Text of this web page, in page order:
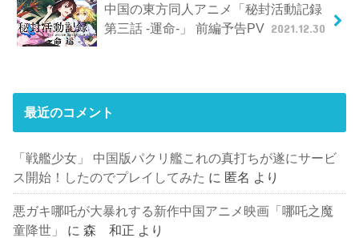
中国の東方同人アニメ「秘封活動記録
第三話 -運命-」 前編予告PV 2021.12.30
最近のコメント
「戦艦少女」 中国版パクリ艦これの真打ちが遂にサービ
ス開始！したのでプレイしてみた に 匿名 より
悪ガキ哪吒が大暴れする新作中国アニメ映画「哪吒之魔
童降世」
に森 和正 より